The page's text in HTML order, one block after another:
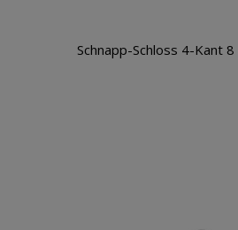
Warenkorb
Schnapp-Schloss 4-Kant